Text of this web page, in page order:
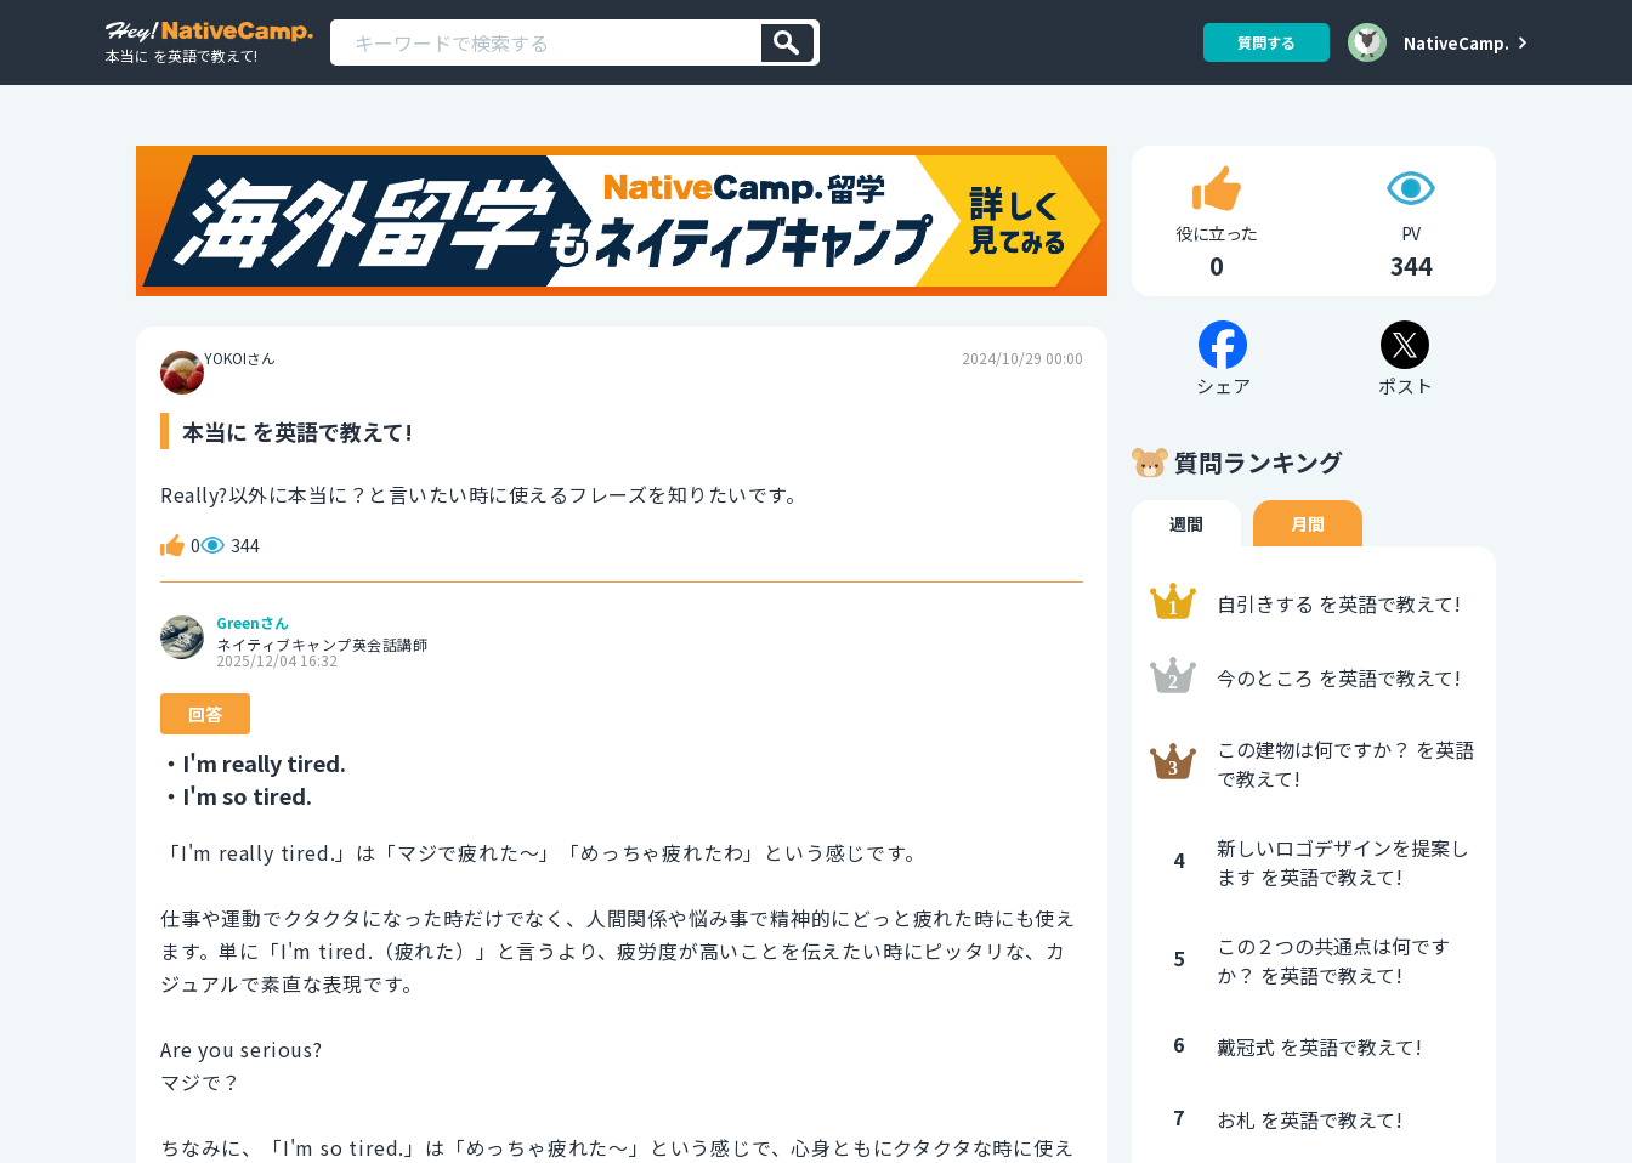
本当に を英語で教えて!
質問する NativeCamp.
YOKOIさん 2024/10/29 00:00
本当に を英語で教えて!
Really?以外に本当に？と言いたい時に使えるフレーズを知りたいです。
0 344
Greenさん
ネイティブキャンプ英会話講師
2025/12/04 16:32
回答
・I'm really tired.
・I'm so tired.
「I'm really tired.」は「マジで疲れた〜」「めっちゃ疲れたわ」という感じです。
仕事や運動でクタクタになった時だけでなく、人間関係や悩み事で精神的にどっと疲れた時にも使え
ます。単に「I'm tired.（疲れた）」と言うより、疲労度が高いことを伝えたい時にピッタリな、カ
ジュアルで素直な表現です。
Are you serious?
マジで？
ちなみに、「I'm so tired.」は「めっちゃ疲れた〜」という感じで、心身ともにクタクタな時に使え
役に立った
0
PV
344
シェア ポスト
質問ランキング
週間 月間
自引きする を英語で教えて!
今のところ を英語で教えて!
この建物は何ですか？ を英語
で教えて!
4
新しいロゴデザインを提案し
ます を英語で教えて!
5
この２つの共通点は何です
か？ を英語で教えて!
6 戴冠式 を英語で教えて!
7 お札 を英語で教えて!